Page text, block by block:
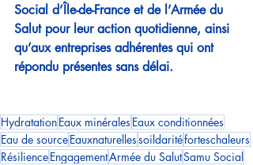
Social d’Île-de-France et de l’Armée du
Salut pour leur action quotidienne, ainsi
qu’aux entreprises adhérentes qui ont
répondu présentes sans délai.
HydratationEaux minérales Eaux conditionnées
Eau de sourceEauxnaturellessoildaritéforteschaleurs
RésilienceEngagementArmée du SalutSamu Social